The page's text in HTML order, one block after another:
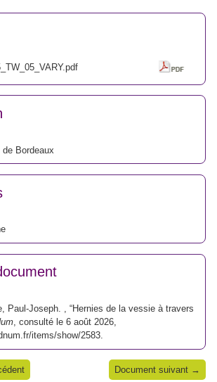
Bordeaux
Paul-Joseph. , “Hernies de la vessie à travers
, consulté le 6 août 2026,
items/show/2583
Document suivant →